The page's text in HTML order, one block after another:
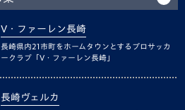
V・ファーレン長崎
長崎県内21市町をホームタウンとするプロサッカ
ークラブ「V・ファーレン長崎」
長崎ヴェルカ